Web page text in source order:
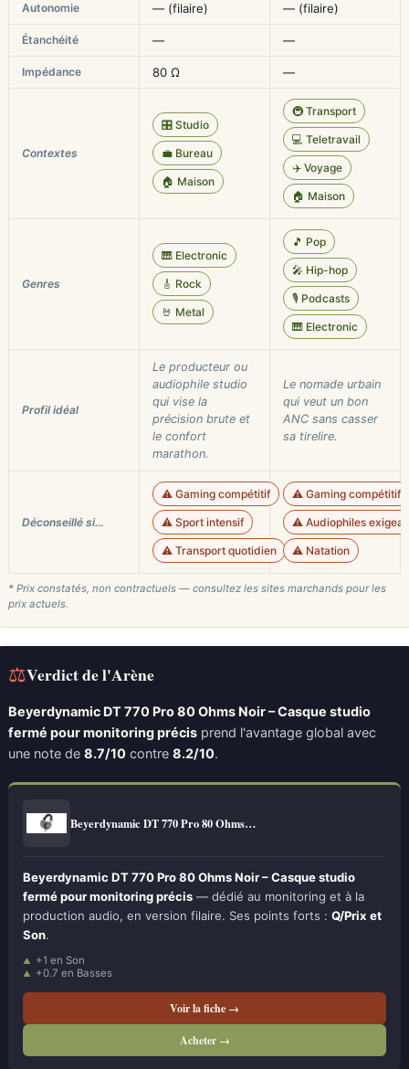
Autonomie — (filaire) — (filaire)
Étanchéité — —
Impédance 80 Ω —
Contextes
🎛️ Studio
💼 Bureau
🏠 Maison
🚇 Transport
💻 Teletravail
✈️ Voyage
🏠 Maison
Genres
🎹 Electronic
🎸 Rock
🤘 Metal
🎵 Pop
🎤 Hip-hop
🎙️ Podcasts
🎹 Electronic
Profil idéal
Le producteur ou
audiophile studio
qui vise la
précision brute et
le confort
marathon.
Le nomade urbain
qui veut un bon
ANC sans casser
sa tirelire.
Déconseillé si…
⚠️ Gaming compétitif
⚠️ Sport intensif
⚠️ Transport quotidien
⚠️ Gaming compétitif
⚠️ Audiophiles
⚠️ Natation
* Prix constatés, non contractuels — consultez les sites marchands pour les
prix actuels.
⚖Verdict de l'Arène
Beyerdynamic DT 770 Pro 80 Ohms Noir – Casque studio
fermé pour monitoring précis prend l'avantage global avec
une note de 8.7/10 contre 8.2/10.
Beyerdynamic DT 770 Pro 80 Ohms…
Beyerdynamic DT 770 Pro 80 Ohms Noir – Casque studio
fermé pour monitoring précis — dédié au monitoring et à la
production audio, en version filaire. Ses points forts : Q/Prix et
Son.
+1 en Son
+0.7 en Basses
Voir la fiche →
Acheter →